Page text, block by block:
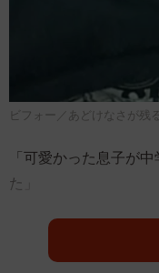
ビフォー／あどけなさが残
「可愛かった息子が
た」
そんな一言とともに
真と現在・中学1年生